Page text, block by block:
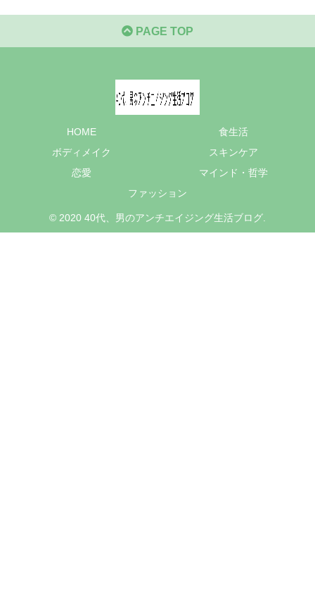
PAGE TOP
HOME
食生活
ボディメイク
スキンケア
恋愛
マインド・哲学
ファッション
© 2020 40代、男のアンチエイジング生活ブログ.